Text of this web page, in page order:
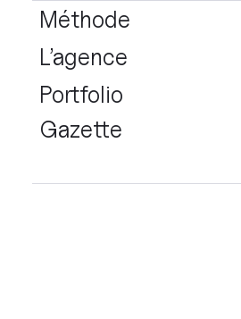
Méthode
L’agence
Portfolio
Gazette